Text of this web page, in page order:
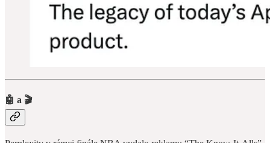
🤖 a 🎬